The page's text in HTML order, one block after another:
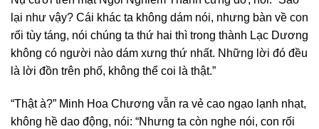
lại như vậy? Cái khác ta không dám nói, nhưng bàn về con
rối tùy táng, nói chúng ta thứ hai thì trong thành Lạc Dương
không có người nào dám xưng thứ nhất. Những lời đó đều
là lời đồn trên phố, không thể coi là thật.”
“Thật à?” Minh Hoa Chương vẫn ra vẻ cao ngạo lạnh nhạt,
không hề dao động, nói: “Nhưng ta còn nghe nói, con rối